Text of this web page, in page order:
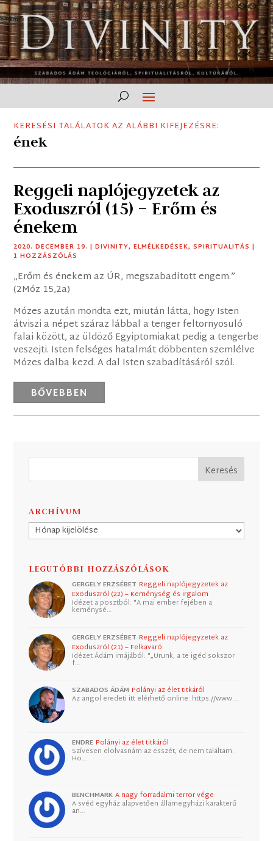
KERESÉSI TALÁLATOK AZ ALÁBBI KIFEJEZÉSRE:
ének
Reggeli naplójegyzetek az
Exoduszról (15) – Erőm és
énekem
2020. DECEMBER 19. |DIVINITY,ELMÉLKEDÉSEK,SPIRITUALITÁS |
1 HOZZÁSZÓLÁS
„Erőm és énekem az ÚR, megszabadított engem.”
(2Móz 15,2a)
Mózes azután mondta ezt, miután látta, hogy Isten
átviszi a népet száraz lábbal a tenger feltornyosuló
falai között, az üldöző Egyiptomiakat pedig a tengerbe
veszejti. Isten felséges hatalmát döbbenten szemlélve
Mózes dalba kezd. A dal Isten szabadításáról szól.
BŐVEBBEN
ARCHÍVUM
Archívum
LEGUTÓBBI HOZZÁSZÓLÁSOK
GERGELY ERZSÉBET Reggeli naplójegyzetek az
Exoduszról (22) – Keménység és irgalom
Idézet a posztból: "A mai ember fejében a
keménysé…
GERGELY ERZSÉBET Reggeli naplójegyzetek az
Exoduszról (21) – Felkavaró
Idézet Ádám imájából: "„Urunk, a te igéd sokszor
f…
SZABADOS ÁDÁM Polányi az élet titkáról
Az angol eredeti itt elérhető online: https://www.…
ENDRE Polányi az élet titkáról
Szívesen elolvasnám az esszét, de nem találtam.
Ho…
BENCHMARK A nagy forradalmi terror vége
A svéd egyház alapvetően államegyházi karakterű
an…